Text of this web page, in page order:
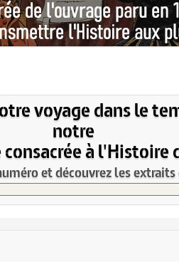
voyage dans le
notre
à l'Histoire
et découvrez les